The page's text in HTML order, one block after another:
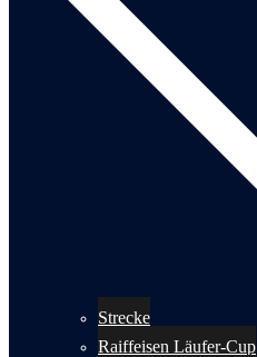
Strecke
Raiffeisen Läufer-Cup